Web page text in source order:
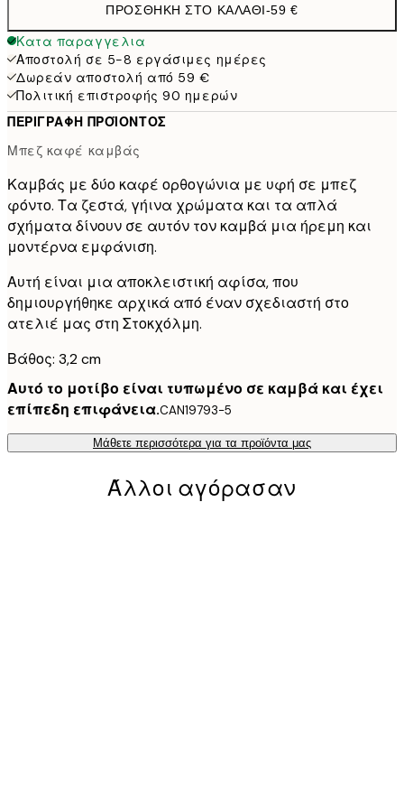
ΠΡΟΣΘΉΚΗ ΣΤΟ ΚΑΛΆΘΙ-59 €
Κατα παραγγελια
Αποστολή σε 5-8 εργάσιμες ημέρες
Δωρεάν αποστολή από 59 €
Πολιτική επιστροφής 90 ημερών
ΠΕΡΙΓΡΑΦΉ ΠΡΟΪΌΝΤΟΣ
Μπεζ καφέ καμβάς
Καμβάς με δύο καφέ ορθογώνια με υφή σε μπεζ
φόντο. Τα ζεστά, γήινα χρώματα και τα απλά
σχήματα δίνουν σε αυτόν τον καμβά μια ήρεμη και
μοντέρνα εμφάνιση.
Αυτή είναι μια αποκλειστική αφίσα, που
δημιουργήθηκε αρχικά από έναν σχεδιαστή στο
ατελιέ μας στη Στοκχόλμη.
Βάθος: 3,2 cm
Αυτό το μοτίβο είναι τυπωμένο σε καμβά και έχει
επίπεδη επιφάνεια.CAN19793-5
Μάθετε περισσότερα για τα προϊόντα μας
Άλλοι αγόρασαν